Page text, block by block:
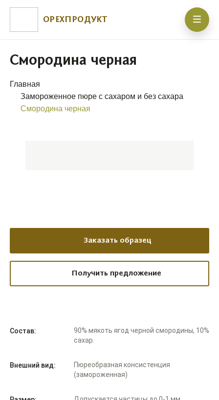
ОРЕХПРОДУКТ
Смородина черная
Главная
Замороженное пюре с сахаром и без сахара
Смородина черная
Состав:
90% мякоть ягод черной смородины, 10%
сахар.
Внешний вид:
Пюреобразная консистенция
(замороженная)
Заказать образец
Получить предложение